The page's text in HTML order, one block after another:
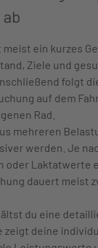
ein kurzes
Ziele und
folgt
auf dem
Rad.
mehreren
werden. Je
oder Laktatwerte
dauert meist
du eine
zeigt deine